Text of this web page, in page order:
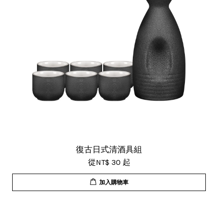
復古日式清酒具組
從NT$ 30 起
加入購物車